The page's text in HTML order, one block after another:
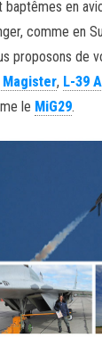
en
comme en
proposons de
Magister, L-39
le MiG29.